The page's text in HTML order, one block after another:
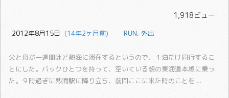
1,918ビュー
2012年8月15日
  (14年2ヶ月前)
RUN, 外出
父と母が一週間ほど熱海に滞在するというので、１泊だけ同行するこ
とにした。 バックひとつを持って、空いている朝の東海道本線に乗っ
た。９時過ぎに熱海駅に降り立ち、前回ここに来た時のことを ...